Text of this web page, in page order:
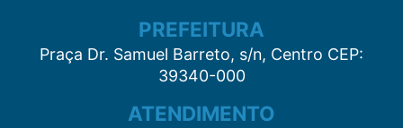
PREFEITURA
Praça Dr. Samuel Barreto, s/n, Centro CEP:
39340-000
ATENDIMENTO